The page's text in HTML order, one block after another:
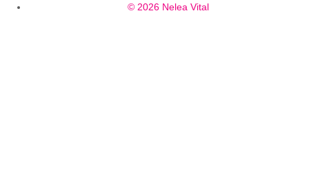
© 2026 Nelea Vital